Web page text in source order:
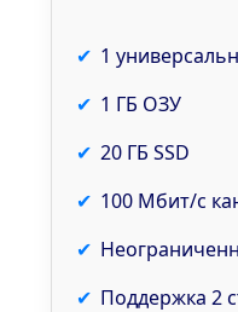
1
1 ГБ ОЗУ
20 ГБ SSD
100 Мбит/с
Поддержка 2